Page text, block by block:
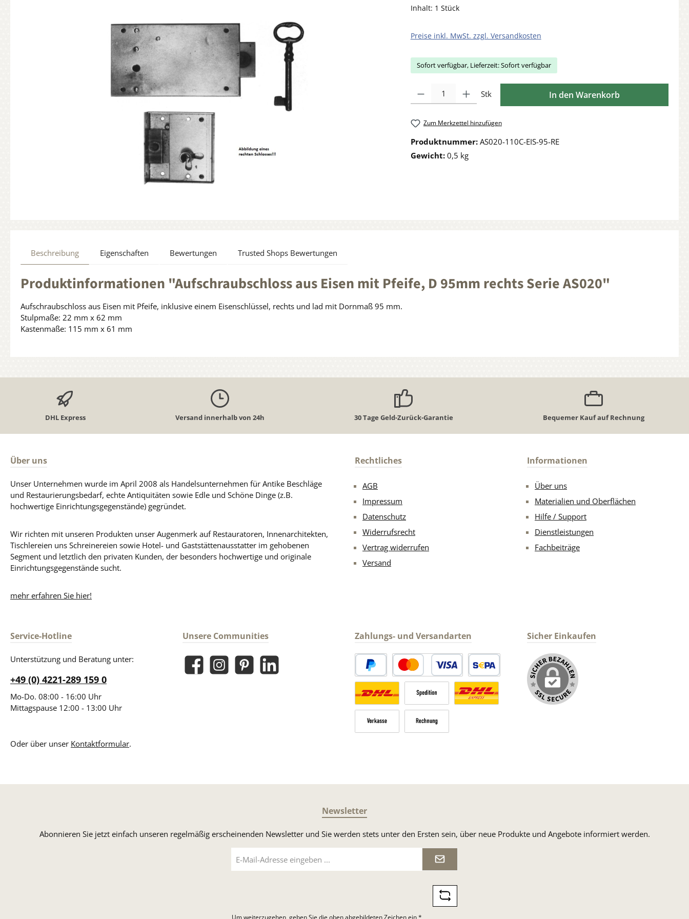
Inhalt: 1 Stück
Preise inkl. MwSt. zzgl. Versandkosten
Sofort verfügbar, Lieferzeit: Sofort verfügbar
Stk In den Warenkorb
Zum Merkzettel hinzufügen
Produktnummer: AS020-110C-EIS-95-RE
Gewicht: 0,5 kg
Beschreibung Eigenschaften Bewertungen Trusted Shops Bewertungen
Produktinformationen "Aufschraubschloss aus Eisen mit Pfeife, D 95mm rechts Serie AS020"
Aufschraubschloss aus Eisen mit Pfeife, inklusive einem Eisenschlüssel, rechts und lad mit Dornmaß 95 mm.
Stulpmaße: 22 mm x 62 mm
Kastenmaße: 115 mm x 61 mm
DHL Express Versand innerhalb von 24h 30 Tage Geld-Zurück-Garantie Bequemer Kauf auf Rechnung
Über uns
Unser Unternehmen wurde im April 2008 als Handelsunternehmen für Antike Beschläge
und Restaurierungsbedarf, echte Antiquitäten sowie Edle und Schöne Dinge (z.B.
hochwertige Einrichtungsgegenstände) gegründet.
Wir richten mit unseren Produkten unser Augenmerk auf Restauratoren, Innenarchitekten,
Tischlereien uns Schreinereien sowie Hotel- und Gaststättenausstatter im gehobenen
Segment und letztlich den privaten Kunden, der besonders hochwertige und originale
Einrichtungsgegenstände sucht.
mehr erfahren Sie hier!
Rechtliches
AGB
Impressum
Datenschutz
Widerrufsrecht
Vertrag widerrufen
Versand
Informationen
Über uns
Materialien und Oberflächen
Hilfe / Support
Dienstleistungen
Fachbeiträge
Service-Hotline
Unterstützung und Beratung unter:
+49 (0) 4221-289 159 0
Mo-Do. 08:00 - 16:00 Uhr
Mittagspause 12:00 - 13:00 Uhr
Oder über unser Kontaktformular.
Unsere Communities
FacebookInstagramPinterestLinkedIn
Zahlungs- und Versandarten
PayPal Kredit- oder DebitkarteSEPA Lastschrift
Versandkosten Deutschland normaler Versand Deutsche Post
Sperrgut
Sicher Einkaufen
Newsletter
Abonnieren Sie jetzt einfach unseren regelmäßig erscheinenden Newsletter und Sie werden stets unter den Ersten sein, über neue Produkte und Angebote informiert werden.
Mail-
Adresse
Um weiterzugehen, geben Sie die oben abgebildeten Zeichen ein*